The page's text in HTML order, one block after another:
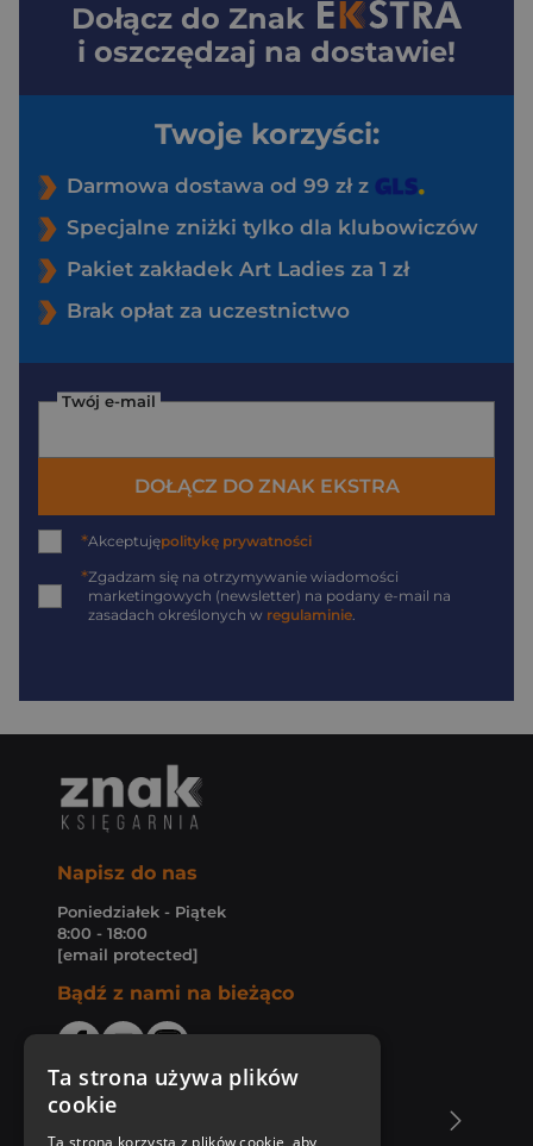
Dołącz do Znak
i oszczędzaj na dostawie!
Twoje korzyści:
Darmowa dostawa od 99 zł z
Specjalne zniżki tylko dla klubowiczów
Pakiet zakładek Art Ladies za 1 zł
Brak opłat za uczestnictwo
Twój e-mail
DOŁĄCZ DO ZNAK EKSTRA
*Akceptujępolitykę prywatności
*Zgadzam się na otrzymywanie wiadomości
marketingowych (newsletter) na podany e-mail na
zasadach określonych w regulaminie.
Napisz do nas
Poniedziałek - Piątek
8:00 - 18:00
[email protected]
Bądź z nami na bieżąco
Ta strona używa plików
cookie
Ta strona korzysta z plików cookie, aby